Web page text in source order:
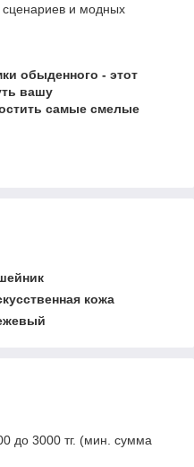
и модных
обыденного - этот
вашу
самые смелые
кожа
до 3000 тг. (мин. сумма